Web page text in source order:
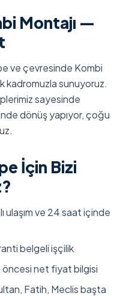
Montajı —
ve çevresinde Kombi
kadromuzla sunuyoruz.
sayesinde
dönüş yapıyor, çoğu
İçin Bizi
ulaşım ve 24 saat içinde
belgeli işçilik
öncesi net fiyat bilgisi
Fatih, Meclis başta